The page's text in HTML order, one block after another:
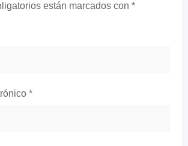
están marcados con *
*